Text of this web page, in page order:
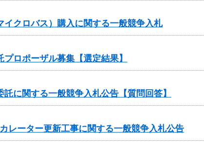
クロバス）購入に関する一般競争入札
ロポーザル募集【選定結果】
に関する一般競争入札公告【質問回答】
レーター更新工事に関する一般競争入札公告